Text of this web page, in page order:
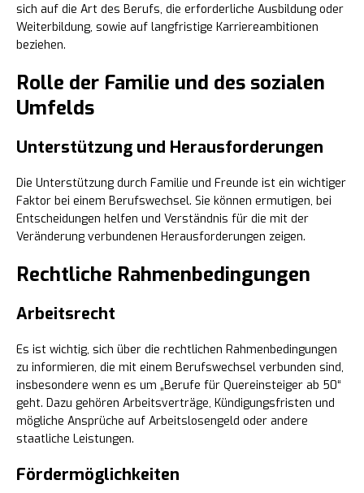
sich auf die Art des Berufs, die erforderliche Ausbildung oder
Weiterbildung, sowie auf langfristige Karriereambitionen
beziehen.
Rolle der Familie und des sozialen
Umfelds
Unterstützung und Herausforderungen
Die Unterstützung durch Familie und Freunde ist ein wichtiger
Faktor bei einem Berufswechsel. Sie können ermutigen, bei
Entscheidungen helfen und Verständnis für die mit der
Veränderung verbundenen Herausforderungen zeigen.
Rechtliche Rahmenbedingungen
Arbeitsrecht
Es ist wichtig, sich über die rechtlichen Rahmenbedingungen
zu informieren, die mit einem Berufswechsel verbunden sind,
insbesondere wenn es um „Berufe für Quereinsteiger ab 50“
geht. Dazu gehören Arbeitsverträge, Kündigungsfristen und
mögliche Ansprüche auf Arbeitslosengeld oder andere
staatliche Leistungen.
Fördermöglichkeiten